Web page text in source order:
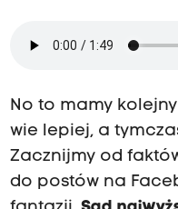
No to mamy
wie lepiej, a
Zacznijmy od
do postów na